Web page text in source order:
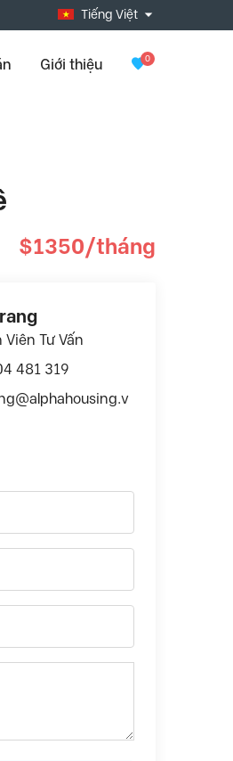
Tiếng Việt
Giới thiệu 0
$1350/tháng
Viên Tư Vấn
481 319